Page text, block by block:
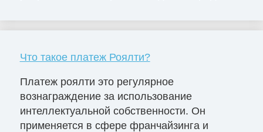
Что такое платеж Роялти?
Платеж роялти это регулярное
вознаграждение за использование
интеллектуальной собственности. Он
применяется в сфере франчайзинга и